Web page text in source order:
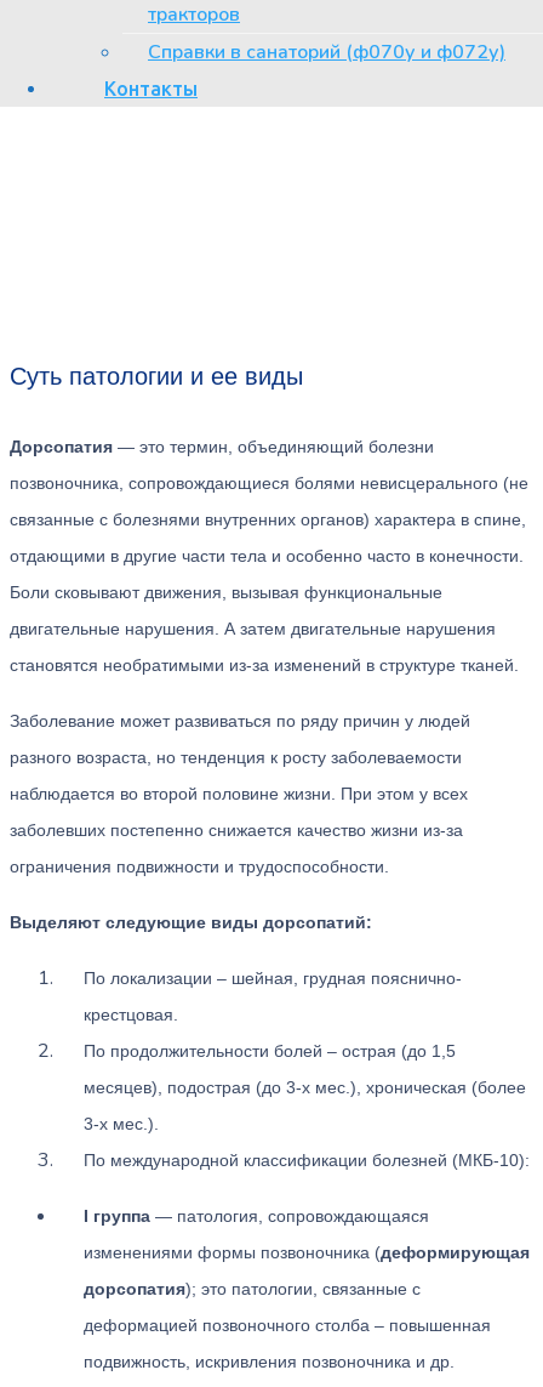
тракторов
Справки в санаторий (ф070у и ф072у)
Контакты
Суть патологии и ее виды
Дорсопатия — это термин, объединяющий болезни
позвоночника, сопровождающиеся болями невисцерального (не
связанные с болезнями внутренних органов) характера в спине,
отдающими в другие части тела и особенно часто в конечности.
Боли сковывают движения, вызывая функциональные
двигательные нарушения. А затем двигательные нарушения
становятся необратимыми из-за изменений в структуре тканей.
Заболевание может развиваться по ряду причин у людей
разного возраста, но тенденция к росту заболеваемости
наблюдается во второй половине жизни. При этом у всех
заболевших постепенно снижается качество жизни из-за
ограничения подвижности и трудоспособности.
Выделяют следующие виды дорсопатий:
По локализации – шейная, грудная пояснично-
крестцовая.
По продолжительности болей – острая (до 1,5
месяцев), подострая (до 3-х мес.), хроническая (более
3-х мес.).
По международной классификации болезней (МКБ-10):
I группа — патология, сопровождающаяся
изменениями формы позвоночника (деформирующая
дорсопатия); это патологии, связанные с
деформацией позвоночного столба – повышенная
подвижность, искривления позвоночника и др.